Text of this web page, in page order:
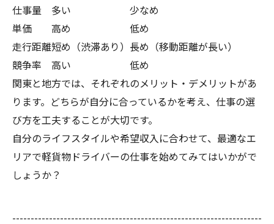
仕事量
多い
少なめ
単価
高め
低め
走行距離短め（渋滞あり） 長め（移動距離が長い）
競争率
高い
低め
関東と地方では、それぞれのメリット・デメリットがあ
ります。どちらが自分に合っているかを考え、仕事の選
び方を工夫することが大切です。
自分のライフスタイルや希望収入に合わせて、最適なエ
リアで軽貨物ドライバーの仕事を始めてみてはいかがで
しょうか？
--------------------------------------------------------------------